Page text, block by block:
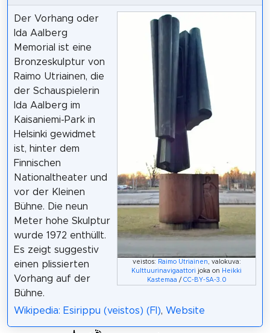
veistos: Raimo Utriainen , valokuva:
Kulttuurinavigaattori joka on Heikki
Kastemaa / CC-BY-SA-3.0
Der Vorhang oder
Ida Aalberg
Memorial ist eine
Bronzeskulptur von
Raimo Utriainen, die
der Schauspielerin
Ida Aalberg im
Kaisaniemi-Park in
Helsinki gewidmet
ist, hinter dem
Finnischen
Nationaltheater und
vor der Kleinen
Bühne. Die neun
Meter hohe Skulptur
wurde 1972 enthüllt.
Es zeigt suggestiv
einen plissierten
Vorhang auf der
Bühne.
Wikipedia: Esirippu (veistos) (FI), Website